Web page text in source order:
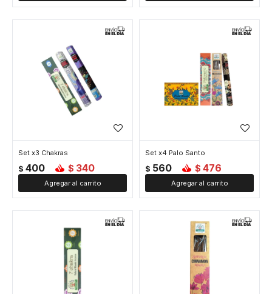
Set x3 Chakras
$ 400 $ 340
Set x4 Palo Santo
$ 560 $ 476